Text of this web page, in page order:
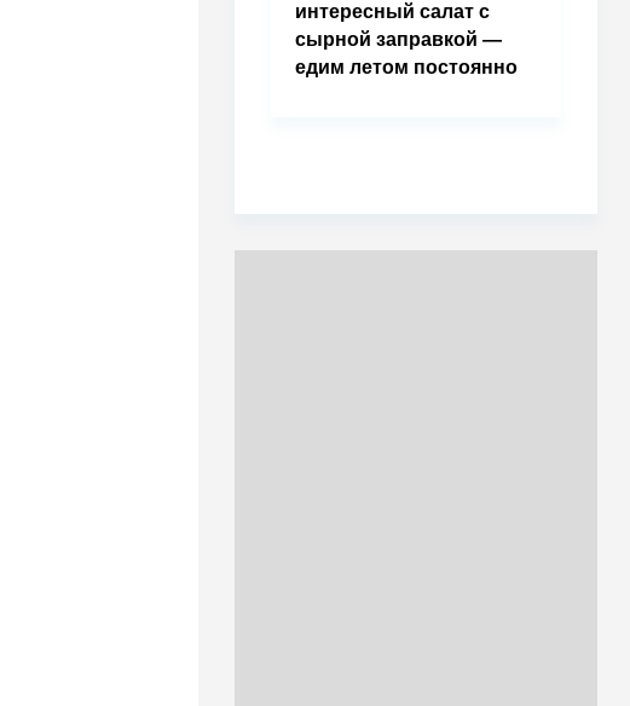
интересный салат с
сырной заправкой —
едим летом постоянно